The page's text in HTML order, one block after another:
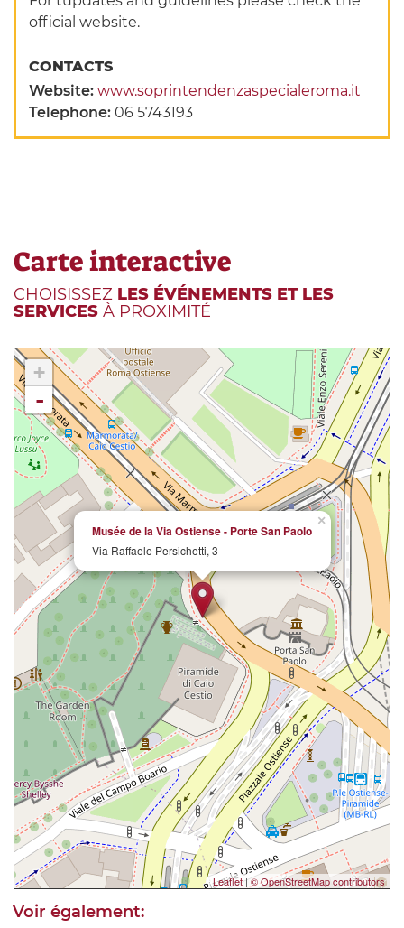
official website.
CONTACTS
Website:www.soprintendenzaspecialeroma.it
Telephone:06 5743193
Carte interactive
CHOISISSEZ LES ÉVÉNEMENTS ET LES
SERVICES À PROXIMITÉ
×
Musée de la Via Ostiense - Porte San Paolo
Via Raffaele Persichetti, 3
+
-
Leaflet|© OpenStreetMap contributors